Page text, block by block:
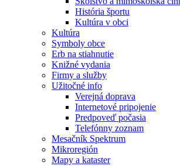
História športu
Kultúra v obci
Kultúra
Symboly obce
Erb na stiahnutie
Knižné vydania
Firmy a služby
Užitočné info
Verejná doprava
Internetové pripojenie
Predpoveď počasia
Telefónny zoznam
Mesačník Spektrum
Mikroregión
Mapy a kataster